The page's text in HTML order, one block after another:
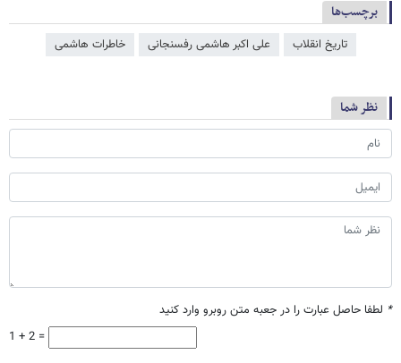
برچسب‌ها
تاریخ انقلاب علی اکبر هاشمی رفسنجانی خاطرات هاشمی
نظر شما
* لطفا حاصل عبارت را در جعبه متن روبرو وارد کنید
1 + 2 =